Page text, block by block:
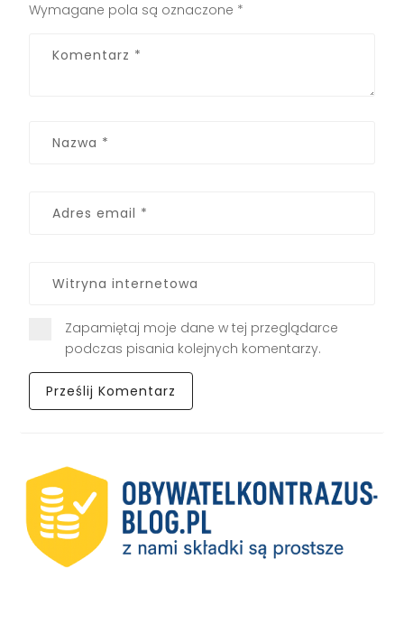
Wymagane pola są oznaczone *
Zapamiętaj moje dane w tej przeglądarce
podczas pisania kolejnych komentarzy.